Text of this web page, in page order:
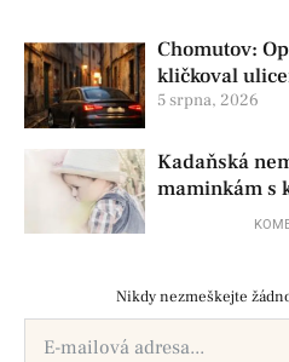
Chomutov:
kličkoval
policisty
5 srpna, 2026
Kadaňská
maminkám s
už před
Nikdy nezmeškejte